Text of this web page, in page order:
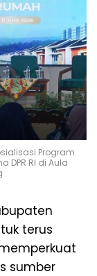
Program
DPR RI di Aula
terus
sumber